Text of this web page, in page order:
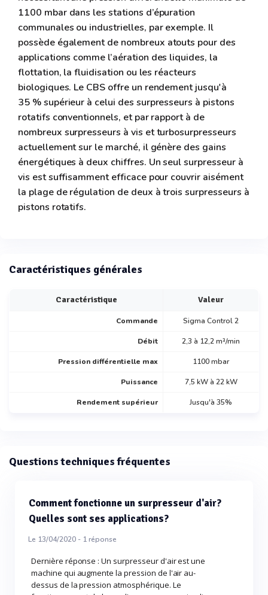
1100 mbar dans les stations d’épuration
communales ou industrielles, par exemple. Il
possède également de nombreux atouts pour des
applications comme l’aération des liquides, la
flottation, la fluidisation ou les réacteurs
biologiques. Le CBS offre un rendement jusqu'à
35 % supérieur à celui des surpresseurs à pistons
rotatifs conventionnels, et par rapport à de
nombreux surpresseurs à vis et turbosurpresseurs
actuellement sur le marché, il génère des gains
énergétiques à deux chiffres. Un seul surpresseur à
vis est suffisamment efficace pour couvrir aisément
la plage de régulation de deux à trois surpresseurs à
pistons rotatifs.
Caractéristiques générales
Caractéristique Valeur
Commande Sigma Control 2
Débit 2,3 à 12,2 m³/min
Pression différentielle max 1100 mbar
Puissance 7,5 kW à 22 kW
Rendement supérieur Jusqu'à 35%
Questions techniques fréquentes
Comment fonctionne un surpresseur d'air?
Quelles sont ses applications?
Le 13/04/2020 - 1réponse
Dernière réponse : Un surpresseur d'air est une
machine qui augmente la pression de l'air au-
dessus de la pression atmosphérique. Le